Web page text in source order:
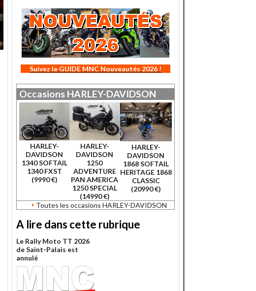
Suivez le GUIDE MNC Nouveautés 2026 !
Occasions HARLEY-DAVIDSON
HARLEY-
DAVIDSON
1340 SOFTAIL
1340 FXST
(9990 €)
HARLEY-
DAVIDSON
1250
ADVENTURE
PAN AMERICA
1250 SPECIAL
(14990 €)
HARLEY-
DAVIDSON
1868 SOFTAIL
HERITAGE 1868
CLASSIC
(20990 €)
Toutes les occasions HARLEY-DAVIDSON
A lire dans cette rubrique
Le Rally Moto TT 2026
de Saint-Palais est
annulé